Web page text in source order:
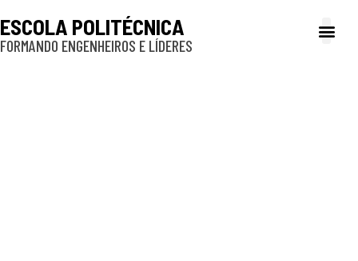
ESCOLA POLITÉCNICA
FORMANDO ENGENHEIROS E LÍDERES